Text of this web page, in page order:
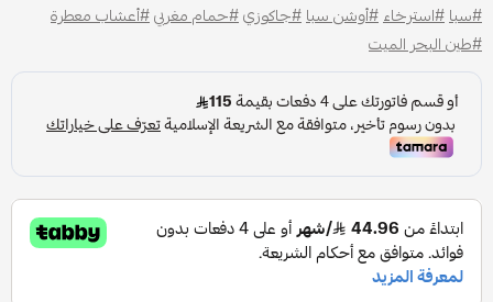
#سبا#استرخاء#أوشن سبا#جاكوزي#حمام مغربي#أعشاب معطرة
#طين البحر الميت